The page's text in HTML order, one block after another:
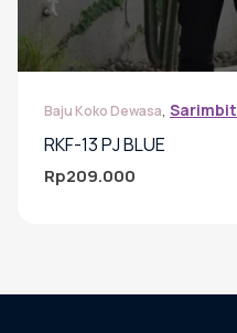
Baju Koko Dewasa, Sarimbit
RKF-13 PJ BLUE
Rp209.000
varian.